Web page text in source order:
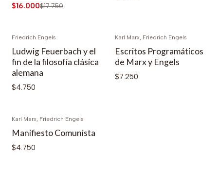
$16.000$17.750
Friedrich Engels
Ludwig Feuerbach y el
fin de la filosofía clásica
alemana
$4.750
Karl Marx, Friedrich Engels
Escritos Programáticos
de Marx y Engels
$7.250
Karl Marx, Friedrich Engels
Manifiesto Comunista
$4.750